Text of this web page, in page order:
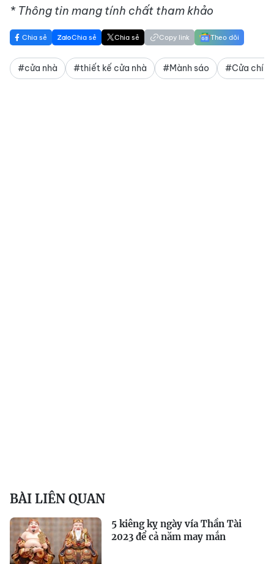
* Thông tin mang tính chất tham khảo
Chia sẻ Chia sẻ Chia sẻ Copy link Theo dõi
#cửa nhà #thiết kế cửa nhà #Mành sáo #Cửa chính
BÀI LIÊN QUAN
5 kiêng kỵ ngày vía Thần Tài
2023 để cả năm may mắn